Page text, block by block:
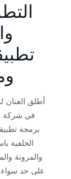
برمجة
والمرونة
على حد